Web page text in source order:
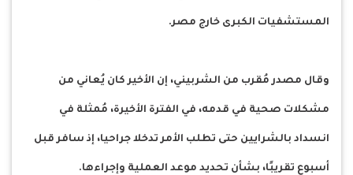
المستشفيات الكبرى خارج مصر.
وقال مصدر مُقرب من الشربيني، إن الأخير كان يُعاني من
مشكلات صحية في قدمه، في الفترة الأخيرة، مُمثلة في
انسداد بالشرايين حتى تطلب الأمر تدخلا جراحيا، إذ سافر قبل
أسبوع تقريبًا، بشأن تحديد موعد العملية وإجراءها.